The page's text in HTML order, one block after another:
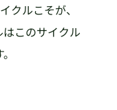
クルこそが、
このサイクル